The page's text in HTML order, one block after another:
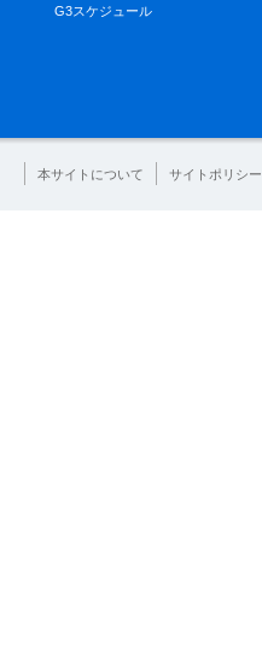
G3スケジュール
本サイトについて サイトポリシー